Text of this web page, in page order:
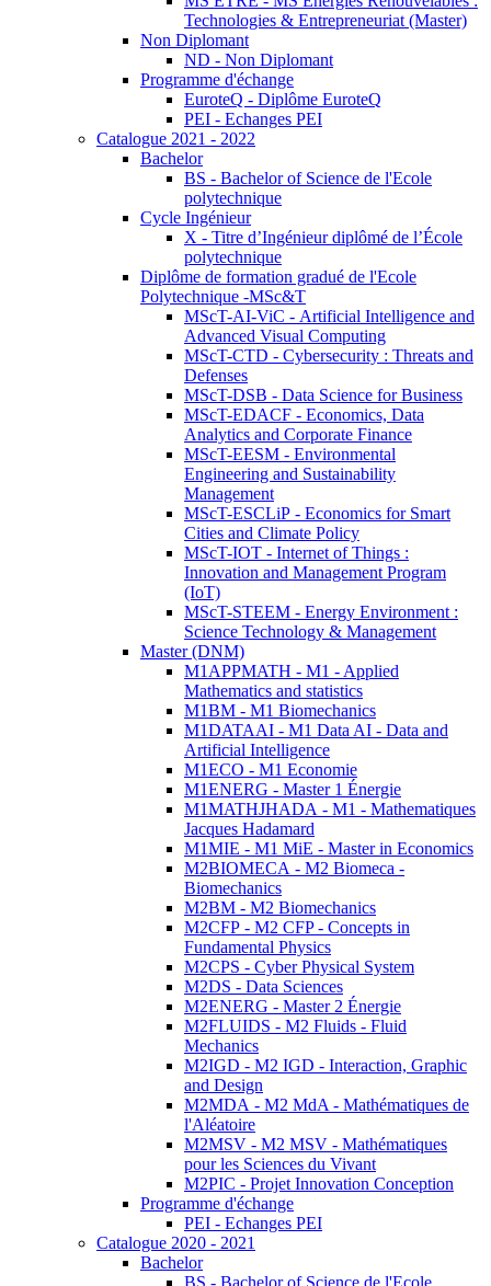
Technologies & Entrepreneuriat (Master)
Non Diplomant
ND - Non Diplomant
Programme d'échange
EuroteQ - Diplôme EuroteQ
PEI - Echanges PEI
Catalogue 2021 - 2022
Bachelor
BS - Bachelor of Science de l'Ecole
polytechnique
Cycle Ingénieur
X - Titre d’Ingénieur diplômé de l’École
polytechnique
Diplôme de formation gradué de l'Ecole
Polytechnique -MSc&T
MScT-AI-ViC - Artificial Intelligence and
Advanced Visual Computing
MScT-CTD - Cybersecurity : Threats and
Defenses
MScT-DSB - Data Science for Business
MScT-EDACF - Economics, Data
Analytics and Corporate Finance
MScT-EESM - Environmental
Engineering and Sustainability
Management
MScT-ESCLiP - Economics for Smart
Cities and Climate Policy
MScT-IOT - Internet of Things :
Innovation and Management Program
(IoT)
MScT-STEEM - Energy Environment :
Science Technology & Management
Master (DNM)
M1APPMATH - M1 - Applied
Mathematics and statistics
M1BM - M1 Biomechanics
M1DATAAI - M1 Data AI - Data and
Artificial Intelligence
M1ECO - M1 Economie
M1ENERG - Master 1 Énergie
M1MATHJHADA - M1 - Mathematiques
Jacques Hadamard
M1MIE - M1 MiE - Master in Economics
M2BIOMECA - M2 Biomeca -
Biomechanics
M2BM - M2 Biomechanics
M2CFP - M2 CFP - Concepts in
Fundamental Physics
M2CPS - Cyber Physical System
M2DS - Data Sciences
M2ENERG - Master 2 Énergie
M2FLUIDS - M2 Fluids - Fluid
Mechanics
M2IGD - M2 IGD - Interaction, Graphic
and Design
M2MDA - M2 MdA - Mathématiques de
l'Aléatoire
M2MSV - M2 MSV - Mathématiques
pour les Sciences du Vivant
M2PIC - Projet Innovation Conception
Programme d'échange
PEI - Echanges PEI
Catalogue 2020 - 2021
Bachelor
BS - Bachelor of Science de l'Ecole